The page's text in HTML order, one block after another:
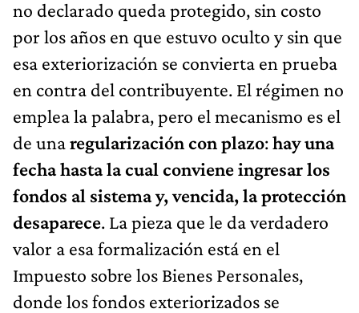
no declarado queda protegido, sin costo
por los años en que estuvo oculto y sin que
esa exteriorización se convierta en prueba
en contra del contribuyente. El régimen no
emplea la palabra, pero el mecanismo es el
de unaregularización con plazo:hay una
fecha hasta la cual conviene ingresar los
fondos al sistema y, vencida, la protección
desaparece. La pieza que le da verdadero
valor a esa formalización está en el
Impuesto sobre los Bienes Personales,
donde los fondos exteriorizados se